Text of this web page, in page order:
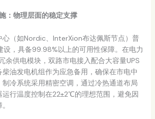
：物理层面的稳定支撑
心（如Nordic、InterXion布达佩斯节点）普
设，具备99.98%以上的可用性保障。在电力
余供电模块，双路市电接入配合大容量UPS
油发电机组作为应急备用，确保在市电中
冷系统采用精密空调，通过冷热通道布局
运行温度控制在22±2℃的理想范围，避免因